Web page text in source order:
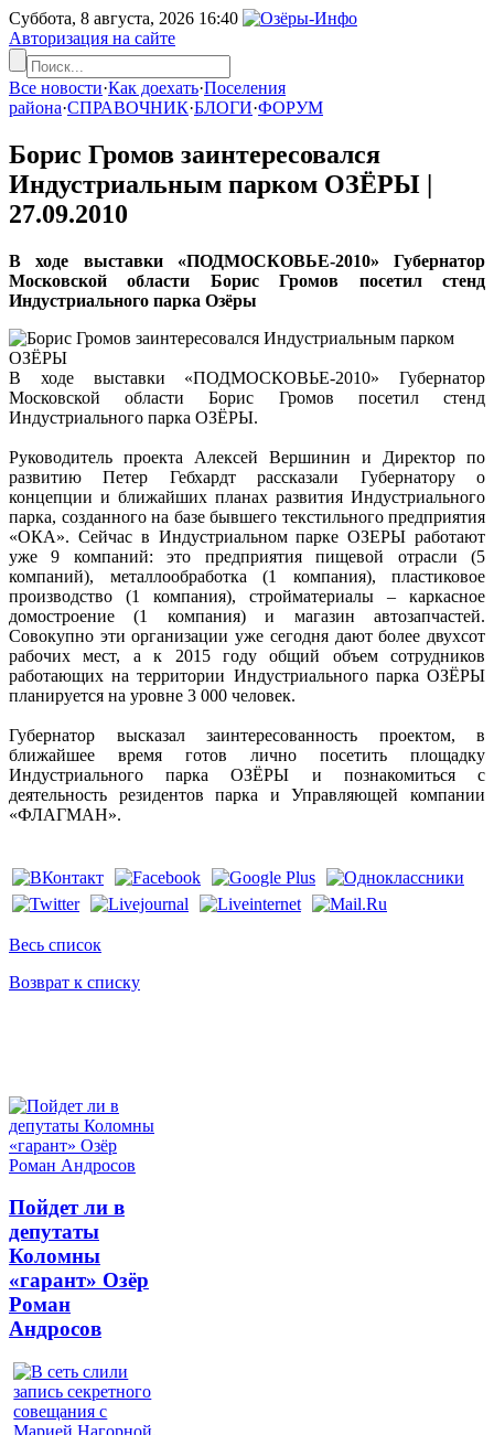
Суббота, 8 августа, 2026 16:40
Авторизация на сайте
Все новости·Как доехать·Поселения
района·СПРАВОЧНИК·БЛОГИ·ФОРУМ
Борис Громов заинтересовался
Индустриальным парком ОЗЁРЫ |
27.09.2010
В ходе выставки «ПОДМОСКОВЬЕ-2010» Губернатор
Московской области Борис Громов посетил стенд
Индустриального парка Озёры
В ходе выставки «ПОДМОСКОВЬЕ-2010» Губернатор
Московской области Борис Громов посетил стенд
Индустриального парка ОЗЁРЫ.
Руководитель проекта Алексей Вершинин и Директор по
развитию Петер Гебхардт рассказали Губернатору о
концепции и ближайших планах развития Индустриального
парка, созданного на базе бывшего текстильного предприятия
«ОКА». Сейчас в Индустриальном парке ОЗЕРЫ работают
уже 9 компаний: это предприятия пищевой отрасли (5
компаний), металлообработка (1 компания), пластиковое
производство (1 компания), стройматериалы – каркасное
домостроение (1 компания) и магазин автозапчастей.
Совокупно эти организации уже сегодня дают более двухсот
рабочих мест, а к 2015 году общий объем сотрудников
работающих на территории Индустриального парка ОЗЁРЫ
планируется на уровне 3 000 человек.
Губернатор высказал заинтересованность проектом, в
ближайшее время готов лично посетить площадку
Индустриального парка ОЗЁРЫ и познакомиться с
деятельность резидентов парка и Управляющей компании
«ФЛАГМАН».
Весь список
Возврат к списку
Пойдет ли в
депутаты
Коломны
«гарант» Озёр
Роман
Андросов